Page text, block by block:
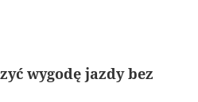
wygodę jazdy bez